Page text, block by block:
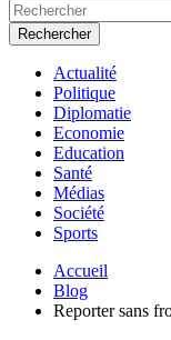
Rechercher
Actualité
Politique
Diplomatie
Economie
Education
Santé
Médias
Société
Sports
Accueil
Blog
Reporter sans